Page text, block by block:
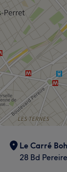
Le Carré
28 Bd